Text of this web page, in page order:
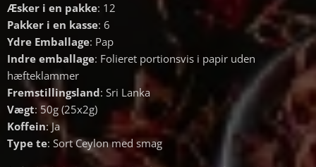
Æsker i en pakke: 12
Pakker i en kasse: 6
Ydre Emballage: Pap
Indre emballage: Folieret portionsvis i papir uden
hæfteklammer
Fremstillingsland: Sri Lanka
Vægt: 50g (25x2g)
Koffein: Ja
Type te: Sort Ceylon med smag